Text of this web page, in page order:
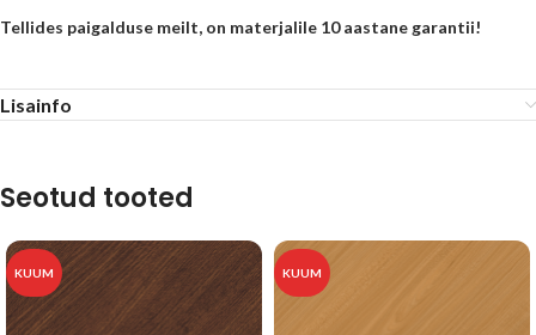
Tellides paigalduse meilt, on materjalile 10 aastane garantii!
Lisainfo
Seotud tooted
KUUM KUUM